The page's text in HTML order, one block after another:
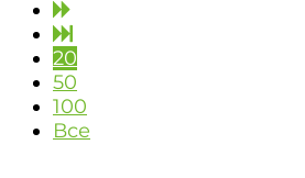
20
50
100
Все